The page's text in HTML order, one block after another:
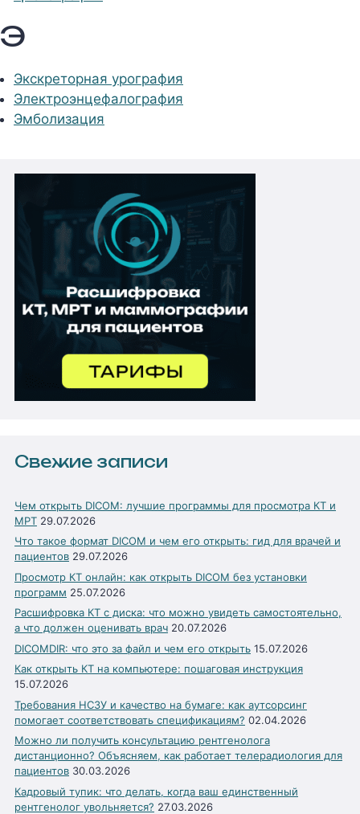
Э
Экскреторная урография
Электроэнцефалография
Эмболизация
Свежие записи
Чем открыть DICOM: лучшие программы для просмотра КТ и
МРТ 29.07.2026
Что такое формат DICOM и чем его открыть: гид для врачей и
пациентов 29.07.2026
Просмотр КТ онлайн: как открыть DICOM без установки
программ 25.07.2026
Расшифровка КТ с диска: что можно увидеть самостоятельно,
а что должен оценивать врач 20.07.2026
DICOMDIR: что это за файл и чем его открыть 15.07.2026
Как открыть КТ на компьютере: пошаговая инструкция
15.07.2026
Требования НСЗУ и качество на бумаге: как аутсорсинг
помогает соответствовать спецификациям? 02.04.2026
Можно ли получить консультацию рентгенолога
дистанционно? Объясняем, как работает телерадиология для
пациентов 30.03.2026
Кадровый тупик: что делать, когда ваш единственный
рентгенолог увольняется? 27.03.2026